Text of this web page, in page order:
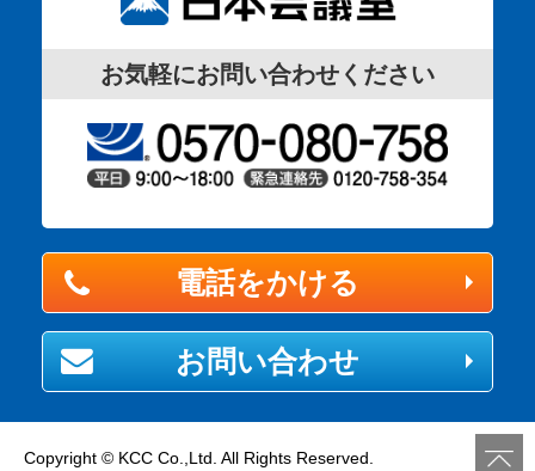
お気軽にお問い合わせください
電話をかける
お問い合わせ
Copyright © KCC Co.,Ltd. All Rights Reserved.